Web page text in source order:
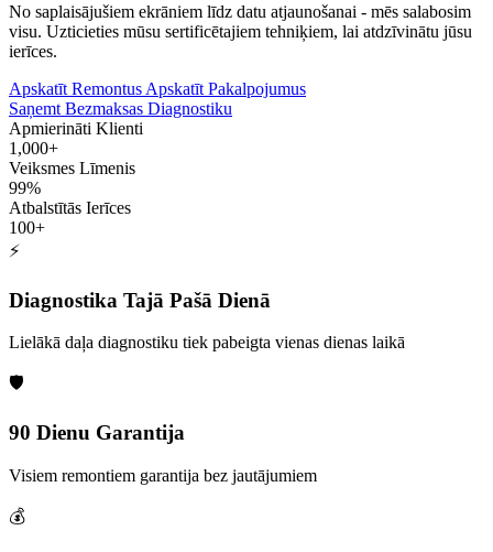
No saplaisājušiem ekrāniem līdz datu atjaunošanai - mēs salabosim
visu. Uzticieties mūsu sertificētajiem tehniķiem, lai atdzīvinātu jūsu
ierīces.
Apskatīt Remontus Apskatīt Pakalpojumus
Saņemt Bezmaksas Diagnostiku
Apmierināti Klienti
1,000+
Veiksmes Līmenis
99%
Atbalstītās Ierīces
100+
⚡
Diagnostika Tajā Pašā Dienā
Lielākā daļa diagnostiku tiek pabeigta vienas dienas laikā
🛡️
90 Dienu Garantija
Visiem remontiem garantija bez jautājumiem
💰